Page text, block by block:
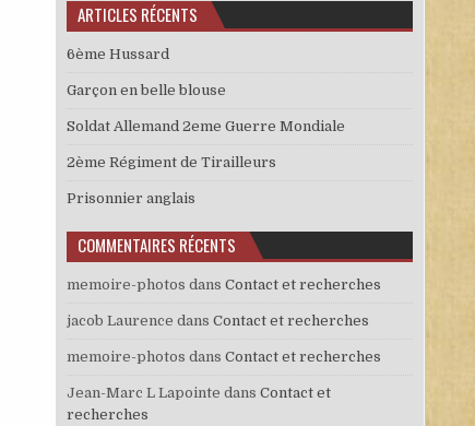
ARTICLES RÉCENTS
6ème Hussard
Garçon en belle blouse
Soldat Allemand 2eme Guerre Mondiale
2ème Régiment de Tirailleurs
Prisonnier anglais
COMMENTAIRES RÉCENTS
memoire-photos dans Contact et recherches
jacob Laurence dans Contact et recherches
memoire-photos dans Contact et recherches
Jean-Marc L Lapointe dans Contact et
recherches